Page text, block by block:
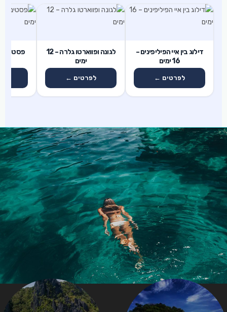
דילוג בין איי הפיליפינים –
16 ימים
לפרטים ←
לגונה ופווארטו גלרה – 12
ימים
לפרטים ←
פסטיבל